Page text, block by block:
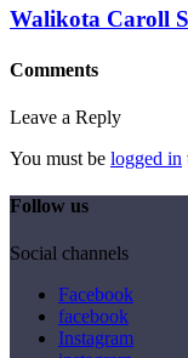
Walikota Caroll
Comments
Leave a Reply
You must be logged in
Follow us
Social channels
Facebook
facebook
Instagram